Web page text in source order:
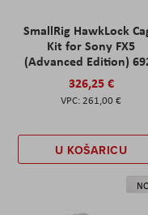
SmallRig HawkLock
Kit for Sony FX5
(Advanced Edition)
326,25 €
261,00 €
U KOŠARICU